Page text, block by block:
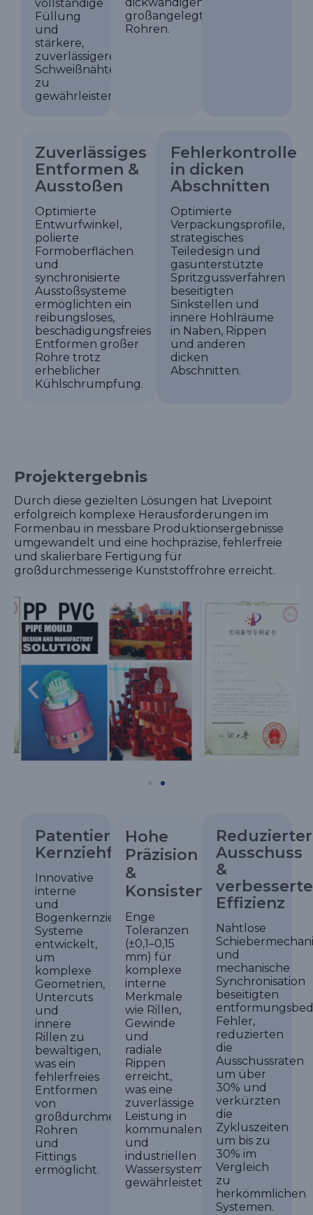
vollständige
Füllung
und
stärkere,
zuverlässigere
Schweißnähte
zu
gewährleisten.
großangelegten
Rohren.
Zuverlässiges
Entformen &
Ausstoßen
Optimierte
Entwurfwinkel,
polierte
Formoberflächen
und
synchronisierte
Ausstoßsysteme
ermöglichten ein
reibungsloses,
beschädigungsfreies
Entformen großer
Rohre trotz
erheblicher
Kühlschrumpfung.
Fehlerkontrolle
in dicken
Abschnitten
Optimierte
Verpackungsprofile,
strategisches
Teiledesign und
gasunterstützte
Spritzgussverfahren
beseitigten
Sinkstellen und
innere Hohlräume
in Naben, Rippen
und anderen
dicken
Abschnitten.
Projektergebnis
Durch diese gezielten Lösungen hat Livepoint
erfolgreich komplexe Herausforderungen im
Formenbau in messbare Produktionsergebnisse
umgewandelt und eine hochpräzise, fehlerfreie
und skalierbare Fertigung für
großdurchmesserige Kunststoffrohre erreicht.
Patentierte
Kernziehformtechnologien
Innovative
interne
und
Bogenkernzieh-
Systeme
entwickelt,
um
komplexe
Geometrien,
Untercuts
und
innere
Rillen zu
bewältigen,
was ein
fehlerfreies
Entformen
von
großdurchmesserigen
Rohren
und
Fittings
ermöglicht.
Hohe
Präzision
&
Konsistenz
Enge
Toleranzen
(±0,1–0,15
mm) für
komplexe
interne
Merkmale
wie Rillen,
Gewinde
und
radiale
Rippen
erreicht,
was eine
zuverlässige
Leistung in
kommunalen
und
industriellen
Wassersystemen
gewährleistet.
Reduzierter
Ausschuss
&
verbesserte
Effizienz
Nahtlose
und
mechanische
Synchronisation
beseitigten
Fehler,
reduzierten
die
Ausschussraten
um über
30% und
verkürzten
die
Zykluszeiten
um bis zu
30% im
Vergleich
zu
herkömmlichen
Systemen.